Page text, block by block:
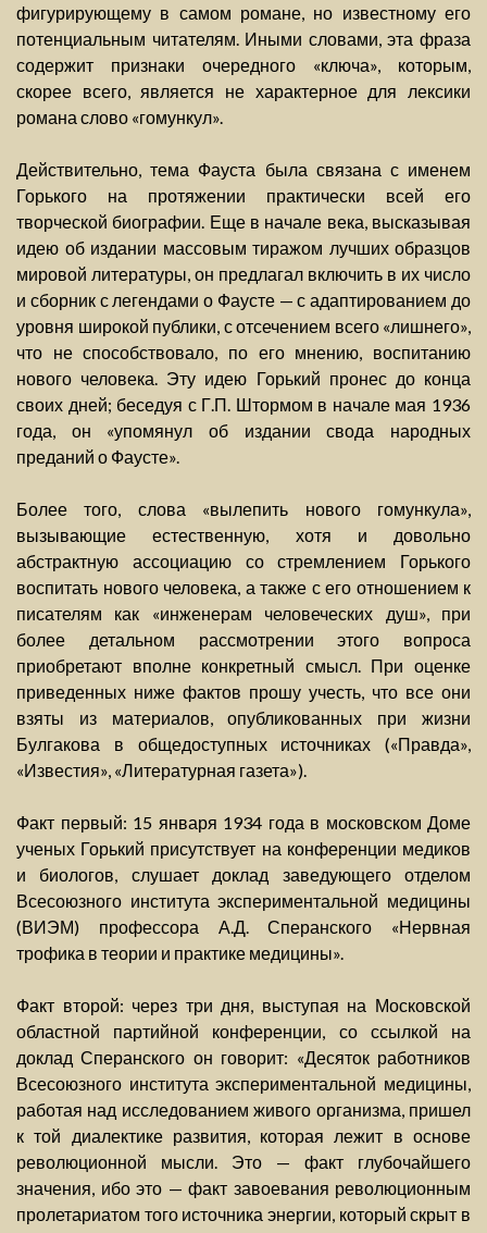
фигурирующему в самом романе, но известному его
потенциальным читателям. Иными словами, эта фраза
содержит признаки очередного «ключа», которым,
скорее всего, является не характерное для лексики
романа слово «гомункул».
Действительно, тема Фауста была связана с именем
Горького на протяжении практически всей его
творческой биографии. Еще в начале века, высказывая
идею об издании массовым тиражом лучших образцов
мировой литературы, он предлагал включить в их число
и сборник с легендами о Фаусте — с адаптированием до
уровня широкой публики, с отсечением всего «лишнего»,
что не способствовало, по его мнению, воспитанию
нового человека. Эту идею Горький пронес до конца
своих дней; беседуя с Г.П. Штормом в начале мая 1936
года, он «упомянул об издании свода народных
преданий о Фаусте».
Более того, слова «вылепить нового гомункула»,
вызывающие естественную, хотя и довольно
абстрактную ассоциацию со стремлением Горького
воспитать нового человека, а также с его отношением к
писателям как «инженерам человеческих душ», при
более детальном рассмотрении этого вопроса
приобретают вполне конкретный смысл. При оценке
приведенных ниже фактов прошу учесть, что все они
взяты из материалов, опубликованных при жизни
Булгакова в общедоступных источниках («Правда»,
«Известия», «Литературная газета»).
Факт первый: 15 января 1934 года в московском Доме
ученых Горький присутствует на конференции медиков
и биологов, слушает доклад заведующего отделом
Всесоюзного института экспериментальной медицины
(ВИЭМ) профессора А.Д. Сперанского «Нервная
трофика в теории и практике медицины».
Факт второй: через три дня, выступая на Московской
областной партийной конференции, со ссылкой на
доклад Сперанского он говорит: «Десяток работников
Всесоюзного института экспериментальной медицины,
работая над исследованием живого организма, пришел
к той диалектике развития, которая лежит в основе
революционной мысли. Это — факт глубочайшего
значения, ибо это — факт завоевания революционным
пролетариатом того источника энергии, который скрыт в